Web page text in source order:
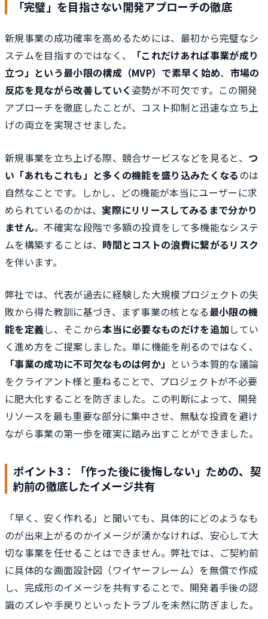
「完璧」を目指さない開発アプローチの徹底
新規事業の成功確率を高めるためには、最初から完璧なシ
ステムを目指すのではなく、
「これだけあれば事業が成り
立つ」という最小限の構成（MVP）で素早く始め、 市場の
反応を見ながら改善していく 姿勢が不可欠です。この開発
アプローチを徹底したことが、コスト抑制と迅速な立ち上
げの両立を実現させました。
新規事業を立ち上げる際、競合サービスなどを見ると、 つ
い「あれもこれも」と多くの機能を盛り込みたくなるのは
自然なことです。しかし、どの機能が本当にユーザーに求
められているのかは、 実際にリリースしてみるまで分かり
ません。不確実な段階で多額の投資をして多機能なシステ
ムを構築することは、 時間とコストの浪費に繋がるリスク
を伴います。
弊社では、代表が過去に経験した大規模プロジェクトの失
敗から得た教訓に基づき、まず事業の核となる最小限の機
能を定義し、そこから本当に必要なものだけを追加してい
く進め方をご提案しました。単に機能を削るのではなく、
「事業の成功に不可欠なものは何か」 という本質的な議論
をクライアント様と重ねることで、プロジェクトが不必要
に肥大化することを防ぎました。この判断によって、開発
リソースを最も重要な部分に集中させ、無駄な投資を避け
ながら事業の第一歩を確実に踏み出すことができました。
ポイント3：「作った後に後悔しない」ための、契
約前の徹底したイメージ共有
「早く、安く作れる」と聞いても、具体的にどのようなも
のが出来上がるのかイメージが湧かなければ、安心して大
切な事業を任せることはできません。弊社では、ご契約前
に具体的な画面設計図（ワイヤーフレーム）を無償で作成
し、完成形のイメージを共有することで、開発着手後の認
識のズレや手戻りといったトラブルを未然に防ぎました。